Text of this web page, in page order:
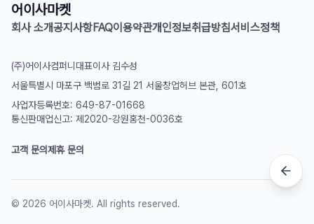
어이사마켓
회사 소개공지사항FAQ이용약관개인정보취급방침서비스정책
(주)어이사컴퍼니 대표이사 김수성
서울특별시 마포구 백범로 31길 21 서울창업허브 본관, 601호
사업자등록번호: 649-87-01668
통신판매업신고: 제2020-강원홍천-0036호
고객 문의제휴 문의
© 2026 어이사마켓. All rights reserved.